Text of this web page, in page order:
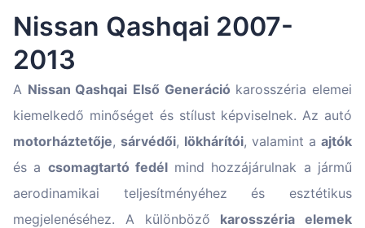
Slovenčina
Nissan Qashqai 2007-
2013
A Nissan Qashqai Első Generáció karosszéria elemei
kiemelkedő minőséget és stílust képviselnek. Az autó
motorháztetője, sárvédői, lökhárítói, valamint a ajtók
és a csomagtartó fedélmind hozzájárulnak a jármű
aerodinamikai teljesítményéhez és esztétikus
megjelenéséhez. A különböző karosszéria elemek